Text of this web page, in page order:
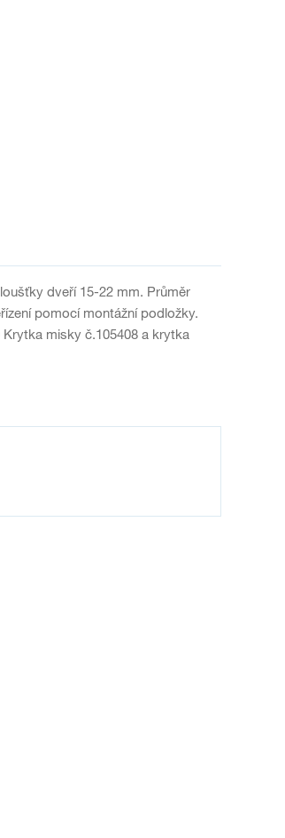
dveří 15-22 mm. Průměr
pomocí montážní podložky.
misky č.105408 a krytka